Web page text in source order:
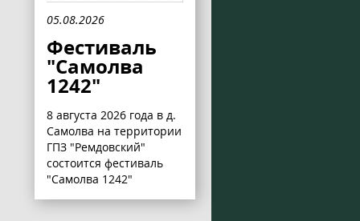
05.08.2026
Фестиваль
"Самолва
1242"
8 августа 2026 года в д.
Самолва на территории
ГПЗ "Ремдовский"
состоится фестиваль
"Самолва 1242"